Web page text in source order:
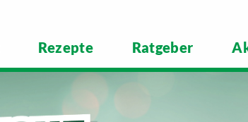
Rezepte Ratgeber